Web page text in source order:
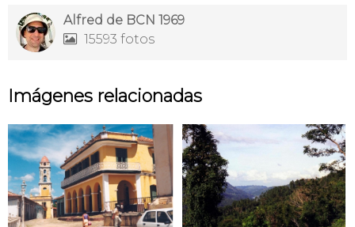
Alfred de BCN 1969
 15593 fotos
Imágenes relacionadas